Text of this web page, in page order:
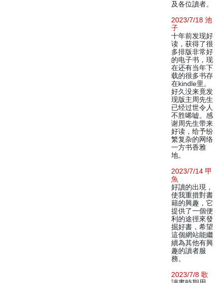
及各位讀者。
2023/7/18 池
子
十年前发现好
读，获得了很
多排版非常好
的电子书，现
在还有当年下
载的很多书存
在kindle里。
好久没来竟发
现版主周先生
已经过世令人
不胜唏嘘。感
谢周先生带来
好读，给予纷
繁复杂的网络
一方书香雅
地。
2023/7/14 甲
魚
好讀的出現，
使我重措對書
籍的興趣，它
提供了一個便
利的途徑來發
掘好書，希望
這個網站能繼
續為其他有興
趣的讀者服
務。
2023/7/8 歌